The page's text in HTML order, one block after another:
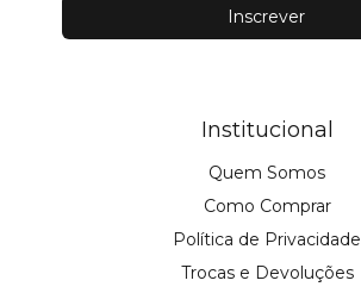
Institucional
Quem Somos
Como Comprar
Política de Privacidade
Trocas e Devoluções